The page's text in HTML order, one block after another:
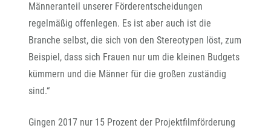
Männeranteil unserer Förderentscheidungen
regelmäßig offenlegen. Es ist aber auch ist die
Branche selbst, die sich von den Stereotypen löst, zum
Beispiel, dass sich Frauen nur um die kleinen Budgets
kümmern und die Männer für die großen zuständig
sind.“
Gingen 2017 nur 15 Prozent der Projektfilmförderung